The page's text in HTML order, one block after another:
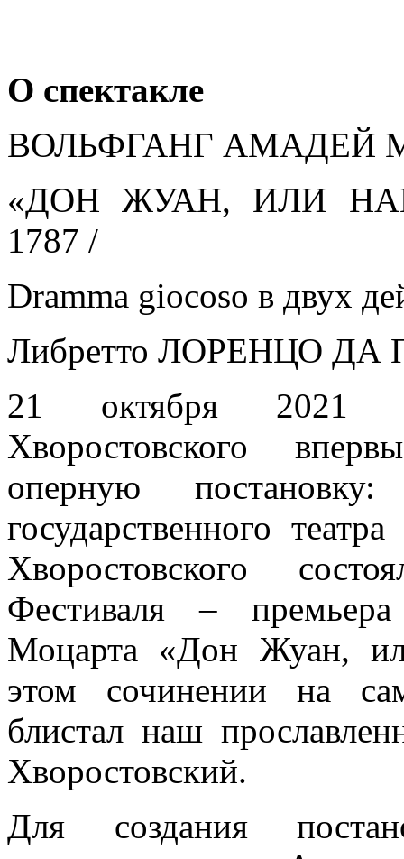
О спектакле
ВОЛЬФГАНГ АМАДЕЙ
«ДОН ЖУАН, ИЛИ
1787 /
Dramma giocoso в двух
Либретто ЛОРЕНЦО ДА
21 октября 2021
Хворостовского
оперную
государственного
Хворостовского
Фестиваля –
Моцарта «Дон Жуан,
этом сочинении на
блистал наш
Хворостовский.
Для создания